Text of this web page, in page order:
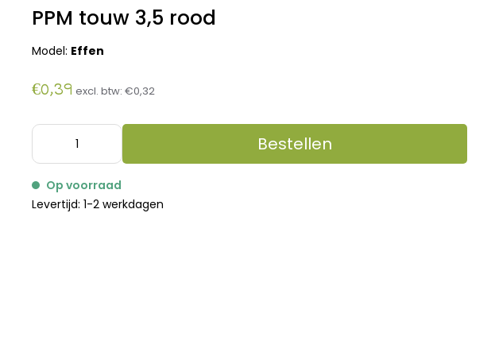
PPM touw 3,5 rood
Model: Effen
€0,39 excl. btw:€0,32
Bestellen
Op voorraad
Levertijd: 1-2 werkdagen